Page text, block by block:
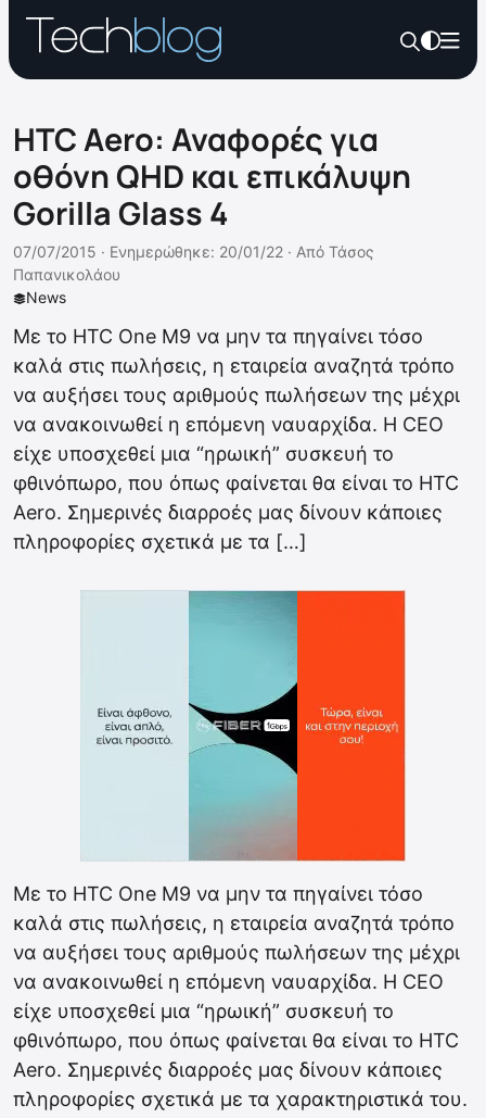
HTC Aero: Αναφορές για
οθόνη QHD και επικάλυψη
Gorilla Glass 4
News
07/07/2015 · Ενημερώθηκε: 20/01/22 · Από Τάσος
Παπανικολάου
Με το HTC One M9 να μην τα πηγαίνει τόσο
καλά στις πωλήσεις, η εταιρεία αναζητά τρόπο
να αυξήσει τους αριθμούς πωλήσεων της μέχρι
να ανακοινωθεί η επόμενη ναυαρχίδα. Η CEO
είχε υποσχεθεί μια “ηρωική” συσκευή το
φθινόπωρο, που όπως φαίνεται θα είναι το HTC
Aero. Σημερινές διαρροές μας δίνουν κάποιες
πληροφορίες σχετικά με τα […]
Με το HTC One M9 να μην τα πηγαίνει τόσο
καλά στις πωλήσεις, η εταιρεία αναζητά τρόπο
να αυξήσει τους αριθμούς πωλήσεων της μέχρι
να ανακοινωθεί η επόμενη ναυαρχίδα. Η CEO
είχε υποσχεθεί μια “ηρωική” συσκευή το
φθινόπωρο, που όπως φαίνεται θα είναι το HTC
Aero. Σημερινές διαρροές μας δίνουν κάποιες
πληροφορίες σχετικά με τα χαρακτηριστικά του.